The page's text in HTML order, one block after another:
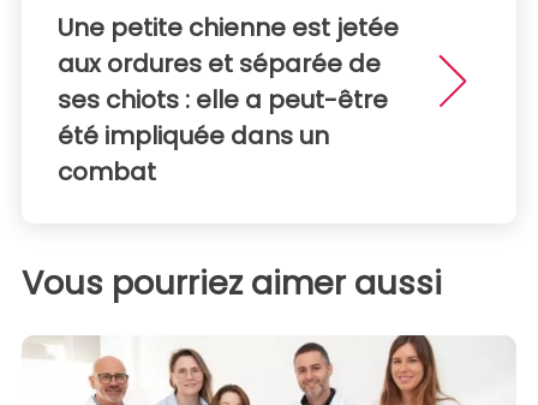
Une petite chienne est jetée
aux ordures et séparée de
ses chiots : elle a peut-être
été impliquée dans un
combat
Vous pourriez aimer aussi